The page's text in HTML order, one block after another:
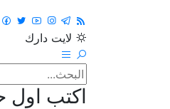
لايت دارك
اكتب اول